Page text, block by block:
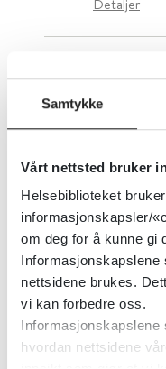
Samtykke
Vårt nettsted bruker
Helsebiblioteket
informasjonskapsler/
om deg for å kunne gi
nettsidene brukes.
vi kan forbedre oss.
Informasjonskapslene
hvordan nettsidene
Detaljer
Detaljer
Zanzu